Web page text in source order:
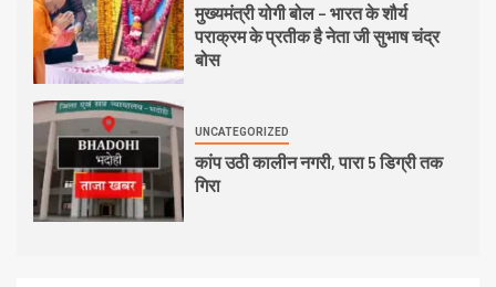
मुख्यमंत्री योगी बोल – भारत के शौर्य
पराक्रम के प्रतीक है नेता जी सुभाष चंद्र
बोस
UNCATEGORIZED
कांप उठी कालीन नगरी, पारा 5 डिग्री तक
गिरा